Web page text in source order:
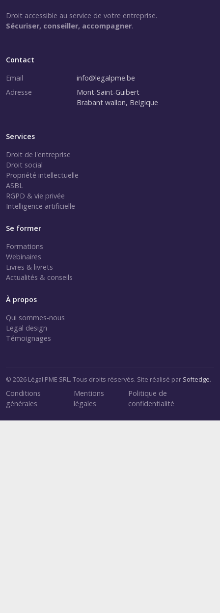
Droit accessible au service de votre entreprise.
Sécuriser, conseiller, accompagner.
Contact
Email
info@legalpme.be
Adresse
Mont-Saint-Guibert
Brabant wallon, Belgique
Services
Droit de l'entreprise
Droit social
Propriété intellectuelle
ASBL
RGPD & vie privée
Intelligence artificielle
Se former
Formations
Webinaires
Livres & livrets
Actualités & conseils
À propos
Qui sommes-nous
Legal design
Témoignages
© 2026 Légal PME SRL. Tous droits réservés. Site réalisé par Softedge.
Conditions
générales
Mentions
légales
Politique de
confidentialité